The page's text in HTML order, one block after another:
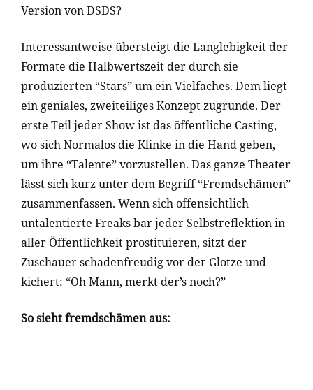
Version von DSDS?
Interessantweise übersteigt die Langlebigkeit der
Formate die Halbwertszeit der durch sie
produzierten “Stars” um ein Vielfaches. Dem liegt
ein geniales, zweiteiliges Konzept zugrunde. Der
erste Teil jeder Show ist das öffentliche Casting,
wo sich Normalos die Klinke in die Hand geben,
um ihre “Talente” vorzustellen. Das ganze Theater
lässt sich kurz unter dem Begriff “Fremdschämen”
zusammenfassen. Wenn sich offensichtlich
untalentierte Freaks bar jeder Selbstreflektion in
aller Öffentlichkeit prostituieren, sitzt der
Zuschauer schadenfreudig vor der Glotze und
kichert: “Oh Mann, merkt der’s noch?”
So sieht fremdschämen aus: